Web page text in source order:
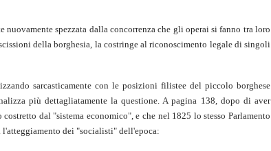
spezzata dalla concorrenza che gli operai si fanno tra loro
della borghesia, la costringe al riconoscimento legale di singoli
sarcasticamente con le posizioni filistee del piccolo borghese
più dettagliatamente la questione. A pagina 138, dopo di aver
dal "sistema economico", e che nel 1825 lo stesso Parlamento
dei "socialisti" dell'epoca: